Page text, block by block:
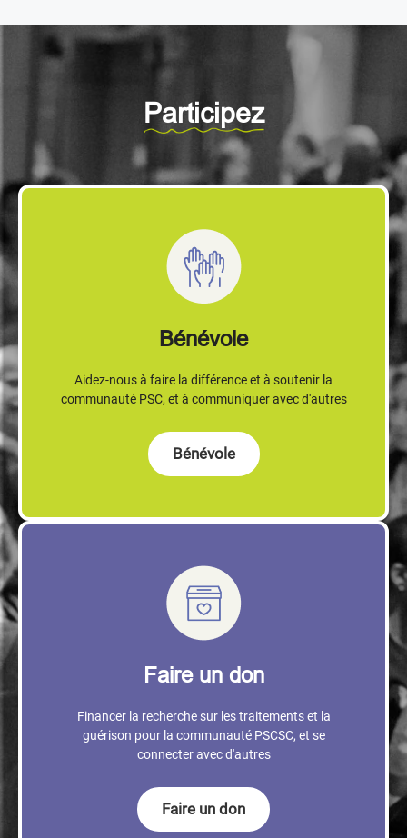
Participez
Bénévole
Aidez-nous à faire la différence et à soutenir la
communauté PSC, et à communiquer avec d'autres
Bénévole
Faire un don
Financer la recherche sur les traitements et la
guérison pour la communauté PSCSC, et se
connecter avec d'autres
Faire un don